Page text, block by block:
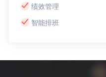
绩效管理
智能排班